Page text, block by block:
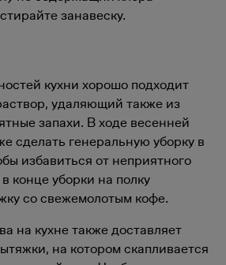
занавеску.
кухни хорошо подходит
удаляющий также из
запахи. В ходе весенней
сделать генеральную уборку в
избавиться от неприятного
конце уборки на полку
со свежемолотым кофе.
на кухне также доставляет
на котором скапливается